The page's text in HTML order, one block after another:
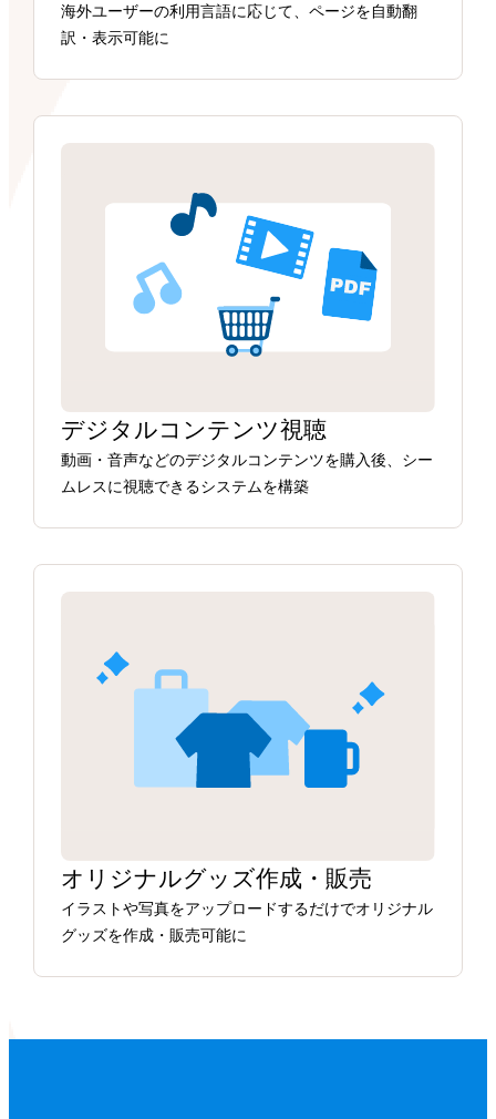
海外ユーザーの利用言語に応じて、ページを自動翻
訳・表示可能に
デジタルコンテンツ視聴
動画・音声などのデジタルコンテンツを購入後、シー
ムレスに視聴できるシステムを構築
オリジナルグッズ作成・販売
イラストや写真をアップロードするだけでオリジナル
グッズを作成・販売可能に